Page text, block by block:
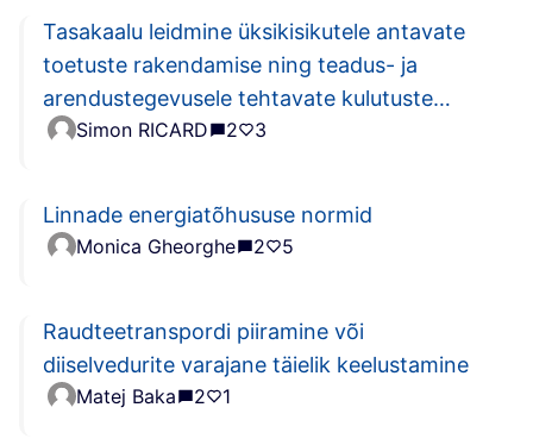
Tasakaalu leidmine üksikisikutele antavate
toetuste rakendamise ning teadus- ja
arendustegevusele tehtavate kulutuste
suurendamise vahel, et parandada
Simon RICARD 2 3
Linnade energiatõhususe normid
Monica Gheorghe 2 5
Raudteetranspordi piiramine või
diiselvedurite varajane täielik keelustamine
Matej Baka 2 1